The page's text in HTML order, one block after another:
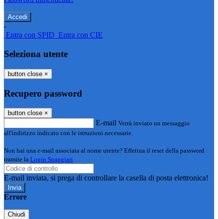
-
Entra con SPID Entra con CIE
Seleziona utente
button close ×
Recupero password
button close ×
E-mail Verrà inviato un messaggio
all'indirizzo indicato con le istruzioni necessarie.
Non hai una e-mail associata al nome utente? Effettua il reset della password
tramite la Login Spaggiari
E-mail inviata, si prega di controllare la casella di posta elettronica!
Errore
Chiudi